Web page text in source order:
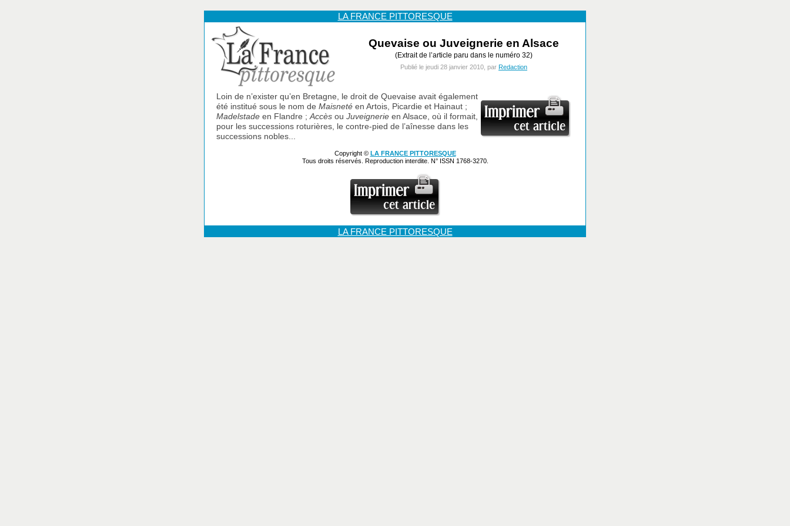
LA FRANCE PITTORESQUE
Quevaise ou Juveignerie en Alsace
(Extrait de l’article paru dans le numéro 32)
Publié le jeudi 28 janvier 2010, par Redaction
Loin de n’exister qu’en Bretagne, le droit de Quevaise avait également
été institué sous le nom de Maisneté en Artois, Picardie et Hainaut ;
Madelstade en Flandre ; Accès ou Juveignerie en Alsace, où il formait,
pour les successions roturières, le contre-pied de l’aînesse dans les
successions nobles...
Copyright © LA FRANCE PITTORESQUE
Tous droits réservés. Reproduction interdite. N° ISSN 1768-3270.
LA FRANCE PITTORESQUE